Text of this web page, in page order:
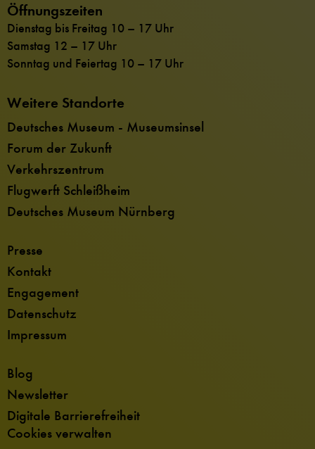
Öffnungszeiten
Dienstag bis Freitag 10 – 17 Uhr
Samstag 12 – 17 Uhr
Sonntag und Feiertag 10 – 17 Uhr
Weitere Standorte
Deutsches Museum - Museumsinsel
Forum der Zukunft
Verkehrszentrum
Flugwerft Schleißheim
Deutsches Museum Nürnberg
Presse
Kontakt
Engagement
Datenschutz
Impressum
Blog
Newsletter
Digitale Barrierefreiheit
Cookies verwalten